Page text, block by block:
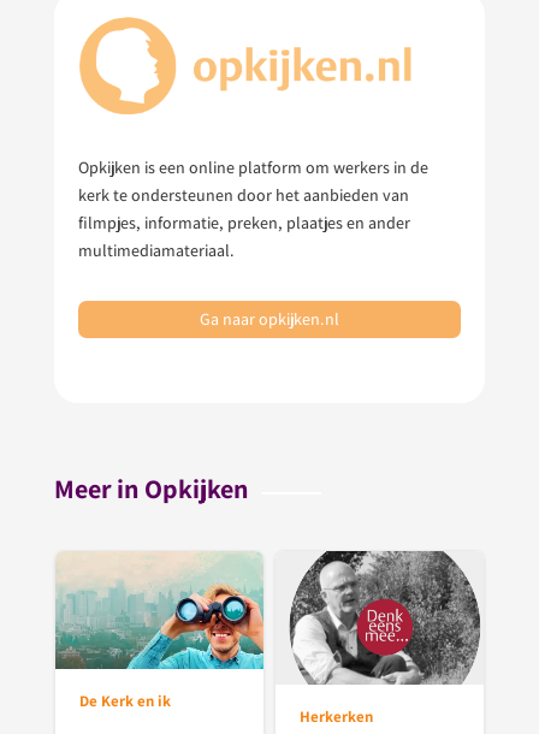
Opkijken is een online platform om werkers in de
kerk te ondersteunen door het aanbieden van
filmpjes, informatie, preken, plaatjes en ander
multimediamateriaal.
Ga naar opkijken.nl
Meer in Opkijken
De Kerk en ik
Herkerken